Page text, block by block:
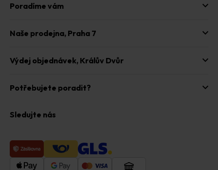
Poradíme vám
Naše prodejna, Praha 7
Výdej objednávek, Králův Dvůr
Potřebujete poradit?
Sledujte nás